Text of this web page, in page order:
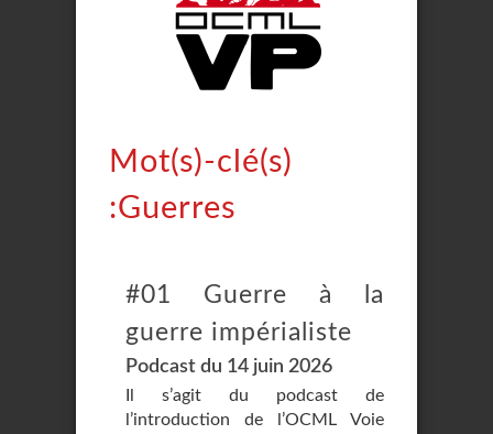
Mot(s)-clé(s)
:Guerres
#01 Guerre à la
guerre impérialiste
Podcast du 14 juin 2026
Il s’agit du podcast de
l’introduction de l’OCML Voie